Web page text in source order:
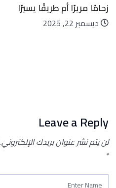
زحامًا مريرًا أم طريقًا يسيرًا
ديسمبر 22, 2025
Leave a Reply
لن يتم نشر عنوان بريدك الإلكتروني.
*